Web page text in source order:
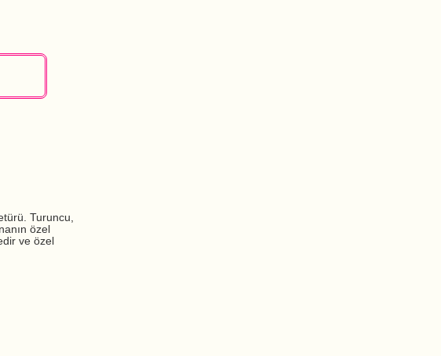
Turuncu,
özel
ve özel